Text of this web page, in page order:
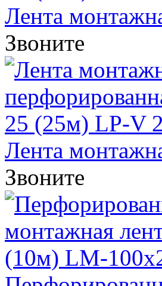
Лента
Звоните
Лента
Звоните